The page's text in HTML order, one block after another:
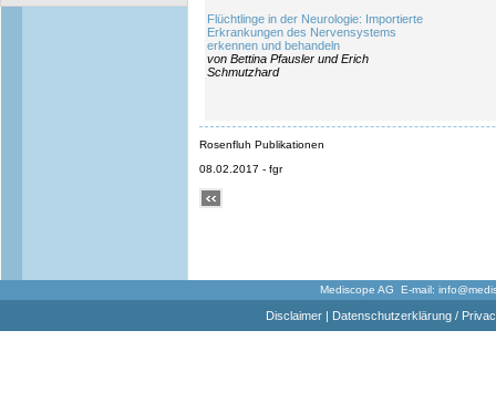
Flüchtlinge in der Neurologie: Importierte
Erkrankungen des Nervensystems
erkennen und behandeln
von Bettina Pfausler und Erich
Schmutzhard
Rosenfluh Publikationen
08.02.2017 - fgr
Mediscope AG E-mail:
Disclaimer| Datenschutzerklärung /